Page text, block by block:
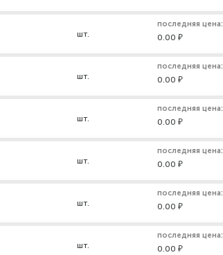
шт.
последняя цена:
0.00 ₽
шт.
последняя цена:
0.00 ₽
шт.
последняя цена:
0.00 ₽
шт.
последняя цена:
0.00 ₽
шт.
последняя цена:
0.00 ₽
шт.
последняя цена:
0.00 ₽